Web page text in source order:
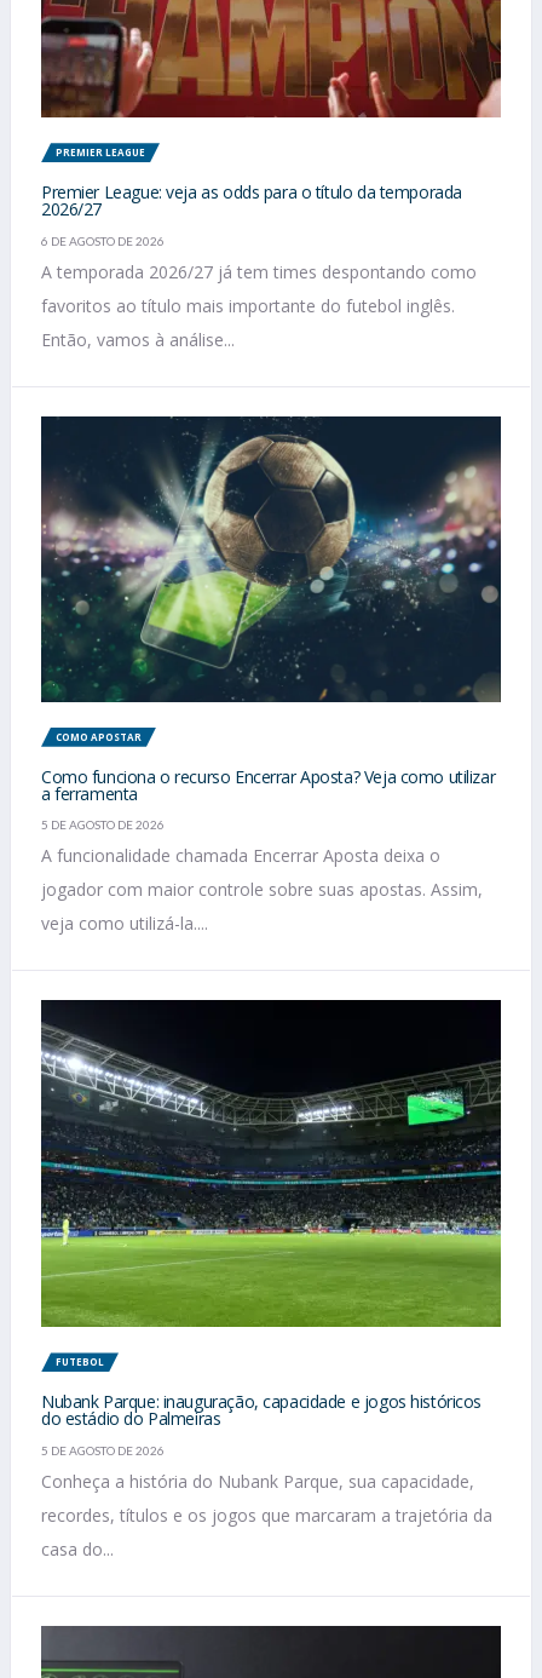
PREMIER LEAGUE
Premier League: veja as odds para o título da temporada
2026/27
6 DE AGOSTO DE 2026
A temporada 2026/27 já tem times despontando como
favoritos ao título mais importante do futebol inglês.
Então, vamos à análise...
COMO APOSTAR
Como funciona o recurso Encerrar Aposta? Veja como utilizar
a ferramenta
5 DE AGOSTO DE 2026
A funcionalidade chamada Encerrar Aposta deixa o
jogador com maior controle sobre suas apostas. Assim,
veja como utilizá-la....
FUTEBOL
Nubank Parque: inauguração, capacidade e jogos históricos
do estádio do Palmeiras
5 DE AGOSTO DE 2026
Conheça a história do Nubank Parque, sua capacidade,
recordes, títulos e os jogos que marcaram a trajetória da
casa do...